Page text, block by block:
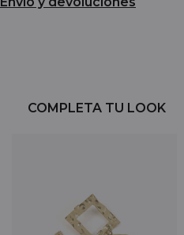
COMPLETA TU LOOK